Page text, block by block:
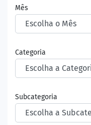
Mês
Categoria
Subcategoria